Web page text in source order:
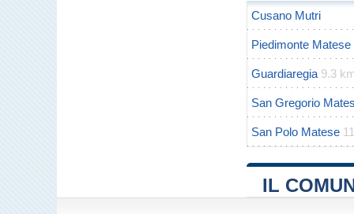
Cusano Mutri
Piedimonte Matese
Guardiaregia 9.3
San Gregorio
San Polo Matese
IL